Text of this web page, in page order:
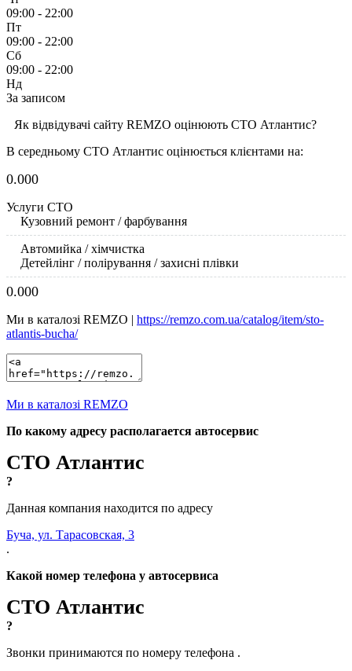
09:00 - 22:00
Пт
09:00 - 22:00
Сб
09:00 - 22:00
Нд
За записом
Як відвідувачі сайту REMZO оцінюють СТО Атлантис?
В середньому СТО Атлантис оцінюється клієнтами на:
0.000
Услуги СТО
Кузовний ремонт / фарбування
Автомийка / хімчистка
Детейлінг / полірування / захисні плівки
0.000
Ми в каталозі REMZO | https://remzo.com.ua/catalog/item/sto-
atlantis-bucha/
Ми в каталозі REMZO
По какому адресу располагается автосервис
СТО Атлантис
?
Данная компания находится по адресу
Буча, ул. Тарасовская, 3
.
Какой номер телефона у автосервиса
СТО Атлантис
?
Звонки принимаются по номеру телефона .